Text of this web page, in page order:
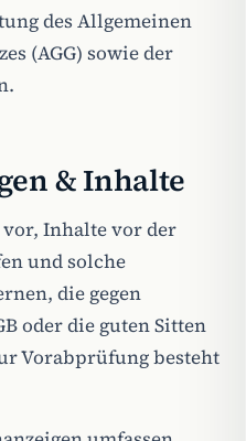
des Allgemeinen
(AGG) sowie der
& Inhalte
Inhalte vor der
und solche
die gegen
oder die guten Sitten
Vorabprüfung besteht